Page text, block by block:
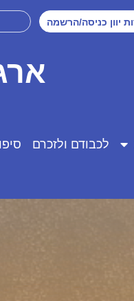
יוון כניסה/הרשמה
לכבודם ולזכרם